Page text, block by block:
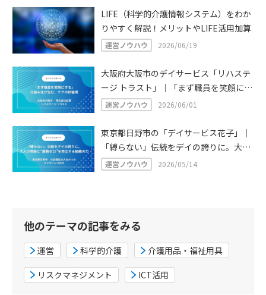
LIFE（科学的介護情報システム）をわか
りやすく解説！メリットやLIFE活用加算
運営ノウハウ 2026/06/19
大阪府大阪市のデイサービス「リハステ
ージ トラスト」｜「まず職員を笑顔にす
る」仕組み化が生む、温かなケアと対話
運営ノウハウ 2026/06/01
東京都日野市の「デイサービス花子」｜
「縛らない」伝統をデイの誇りに。大人
の尊厳と“3年間離職ゼロ”を両立する組
運営ノウハウ 2026/05/14
他のテーマの記事をみる
運営 科学的介護 介護用品・福祉用具
リスクマネジメント ICT活用